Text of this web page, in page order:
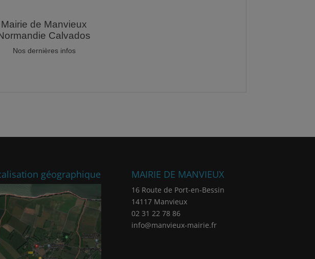
géographique MAIRIE DE MANVIEUX
16 Route de Port-en-Bessin
14117 Manvieux
02 31 22 78 86
info@manvieux-mairie.fr